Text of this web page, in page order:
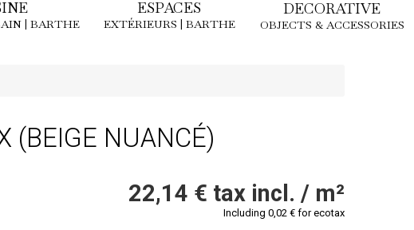
| BARTHE
ESPACES
EXTÉRIEURS | BARTHE
DECORATIVE
OBJECTS & ACCESSORIES
(BEIGE NUANCÉ)
22,14 € tax incl. / m²
Including 0,02 € for ecotax